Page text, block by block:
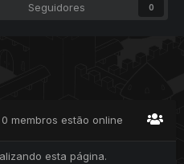
Seguidores 0
0 membros estão online
esta página.